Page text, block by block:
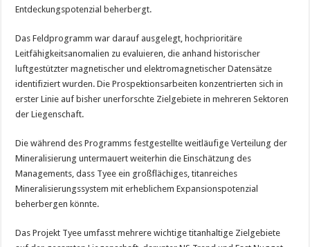
Entdeckungspotenzial beherbergt.
Das Feldprogramm war darauf ausgelegt, hochprioritäre
Leitfähigkeitsanomalien zu evaluieren, die anhand historischer
luftgestützter magnetischer und elektromagnetischer Datensätze
identifiziert wurden. Die Prospektionsarbeiten konzentrierten sich in
erster Linie auf bisher unerforschte Zielgebiete in mehreren Sektoren
der Liegenschaft.
Die während des Programms festgestellte weitläufige Verteilung der
Mineralisierung untermauert weiterhin die Einschätzung des
Managements, dass Tyee ein großflächiges, titanreiches
Mineralisierungssystem mit erheblichem Expansionspotenzial
beherbergen könnte.
Das Projekt Tyee umfasst mehrere wichtige titanhaltige Zielgebiete